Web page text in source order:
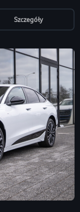
Szczegóły